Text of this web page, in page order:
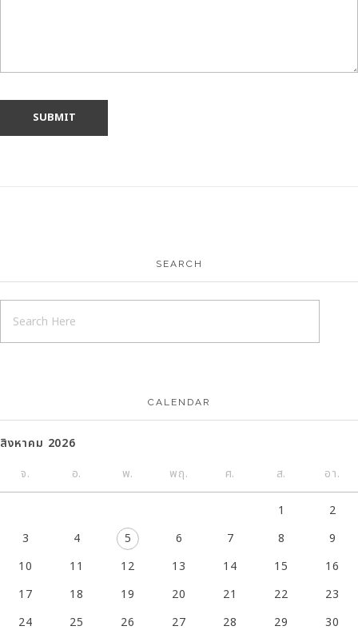
SEARCH
CALENDAR
สิงหาคม 2026
จ.
อ. พ. พฤ. ศ. ส. อา.
1
2
3
4 5 6 7 8
9
10
11 12 13 14 15
16
17
18 19 20 21 22
23
24
25 26 27 28 29 30